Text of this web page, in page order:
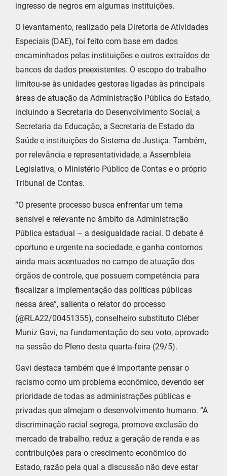
ingresso de negros em algumas instituições.
O levantamento, realizado pela Diretoria de Atividades
Especiais (DAE), foi feito com base em dados
encaminhados pelas instituições e outros extraídos de
bancos de dados preexistentes. O escopo do trabalho
limitou-se às unidades gestoras ligadas às principais
áreas de atuação da Administração Pública do Estado,
incluindo a Secretaria do Desenvolvimento Social, a
Secretaria da Educação, a Secretaria de Estado da
Saúde e instituições do Sistema de Justiça. Também,
por relevância e representatividade, a Assembleia
Legislativa, o Ministério Público de Contas e o próprio
Tribunal de Contas.
“O presente processo busca enfrentar um tema
sensível e relevante no âmbito da Administração
Pública estadual – a desigualdade racial. O debate é
oportuno e urgente na sociedade, e ganha contornos
ainda mais acentuados no campo de atuação dos
órgãos de controle, que possuem competência para
fiscalizar a implementação das políticas públicas
nessa área”, salienta o relator do processo
(@RLA22/00451355), conselheiro substituto Cléber
Muniz Gavi, na fundamentação do seu voto, aprovado
na sessão do Pleno desta quarta-feira (29/5).
Gavi destaca também que é importante pensar o
racismo como um problema econômico, devendo ser
prioridade de todas as administrações públicas e
privadas que almejam o desenvolvimento humano. “A
discriminação racial segrega, promove exclusão do
mercado de trabalho, reduz a geração de renda e as
contribuições para o crescimento econômico do
Estado, razão pela qual a discussão não deve estar